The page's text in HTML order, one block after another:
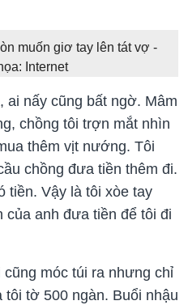
muốn giơ tay lên tát vợ -
Internet
ai nấy cũng bất ngờ. Mâm
chồng tôi trợn mắt nhìn
thêm vịt nướng. Tôi
chồng đưa tiền thêm đi.
tiền. Vậy là tôi xòe tay
anh đưa tiền để tôi đi
móc túi ra nhưng chỉ
tờ 500 ngàn. Buổi nhậu